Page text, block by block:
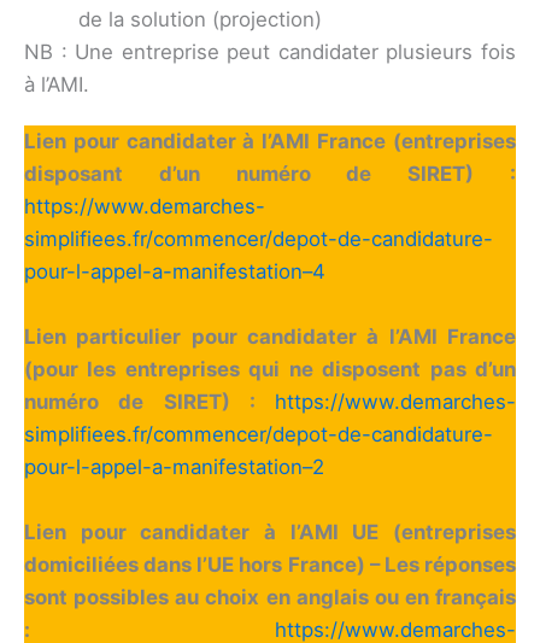
de la solution (projection)
NB : Une entreprise peut candidater plusieurs fois
à l’AMI.
Lien pour candidater à l’AMI France (entreprises
disposant d’un numéro de SIRET) :
https://www.demarches-
simplifiees.fr/commencer/depot-de-candidature-
pour-l-appel-a-manifestation–4
Lien particulier pour candidater à l’AMI France
(pour les entreprises qui ne disposent pas d’un
numéro de SIRET) : https://www.demarches-
simplifiees.fr/commencer/depot-de-candidature-
pour-l-appel-a-manifestation–2
Lien pour candidater à l’AMI UE (entreprises
domiciliées dans l’UE hors France) – Les réponses
sont possibles au choix en anglais ou en français
: https://www.demarches-